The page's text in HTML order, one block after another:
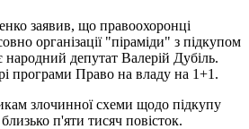
заявив, що правоохоронці
організації "піраміди" з підкупом
народний депутат Валерій Дубіль.
програми Право на владу на 1+1.
злочинної схеми щодо підкупу
п'яти тисяч повісток.